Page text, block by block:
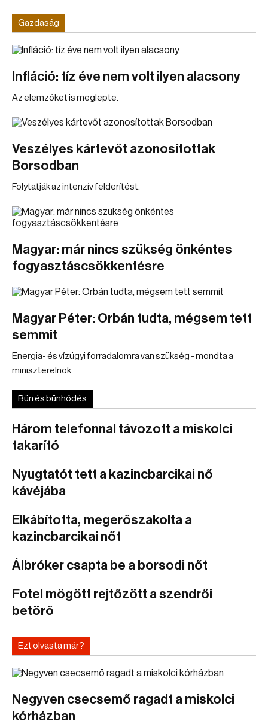
Gazdaság
Infláció: tíz éve nem volt ilyen alacsony
Az elemzőket is meglepte.
Veszélyes kártevőt azonosítottak
Borsodban
Folytatják az intenzív felderítést.
Magyar: már nincs szükség önkéntes
fogyasztáscsökkentésre
Magyar Péter: Orbán tudta, mégsem tett
semmit
Energia- és vízügyi forradalomra van szükség - mondta a
miniszterelnök.
Bűn és bűnhődés
Három telefonnal távozott a miskolci
takarító
Nyugtatót tett a kazincbarcikai nő
kávéjába
Elkábította, megerőszakolta a
kazincbarcikai nőt
Álbróker csapta be a borsodi nőt
Fotel mögött rejtőzött a szendrői
betörő
Ezt olvasta már?
Negyven csecsemő ragadt a miskolci
kórházban